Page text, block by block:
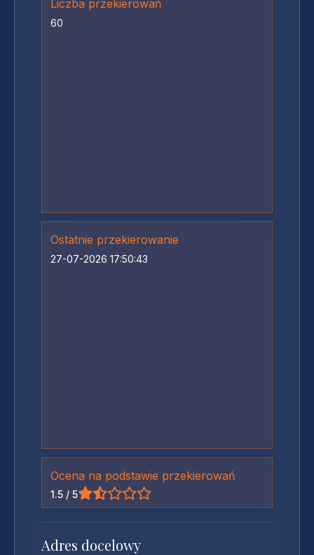
Liczba przekierowań
60
Ostatnie przekierowanie
27-07-2026 17:50:43
Ocena na podstawie przekierowań
1.5 / 5
Adres docelowy